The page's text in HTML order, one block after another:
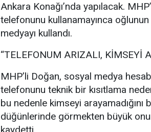
Ankara Konağı’nda yapılacak.
telefonunu kullanamayınca
medyayı kullandı.
“TELEFONUM ARIZALI, KİMSEYİ
MHP’li Doğan, sosyal medya
telefonunu teknik bir kısıtlama
bu nedenle kimseyi arayamadığını
düğünlerinde görmekten büyük